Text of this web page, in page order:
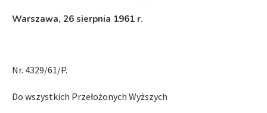
Warszawa, 26 sierpnia 1961 r.
Nr. 4329/61/P.
Do wszystkich Przełożonych Wyższych